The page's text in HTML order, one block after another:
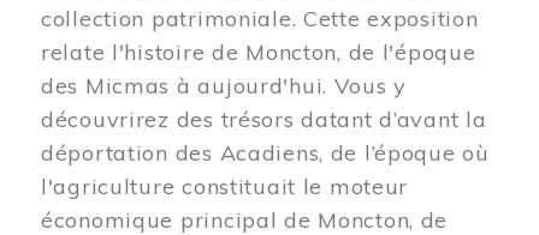
collection patrimoniale. Cette exposition
relate l'histoire de Moncton, de l'époque
des Micmas à aujourd'hui. Vous y
découvrirez des trésors datant d’avant la
déportation des Acadiens, de l’époque où
l'agriculture constituait le moteur
économique principal de Moncton, de